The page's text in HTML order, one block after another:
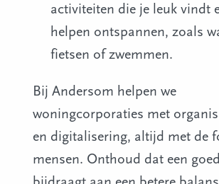
activiteiten die je leuk vindt
helpen ontspannen, zoals
fietsen of zwemmen.
Bij Andersom helpen we
woningcorporaties met
en digitalisering, altijd met de
mensen. Onthoud dat een